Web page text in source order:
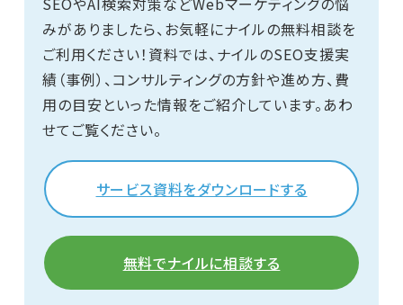
みがありましたら、お気軽にナイルの無料相談を
ご利用ください！資料では、ナイルのSEO支援実
績（事例）、コンサルティングの方針や進め方、費
用の目安といった情報をご紹介しています。あわ
せてご覧ください。
サービス資料をダウンロードする
無料でナイルに相談する